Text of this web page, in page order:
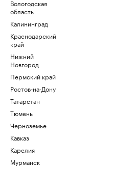
Вологодская
область
Калининград
Краснодарский
край
Нижний
Новгород
Пермский край
Ростов-на-Дону
Татарстан
Тюмень
Черноземье
Кавказ
Карелия
Мурманск